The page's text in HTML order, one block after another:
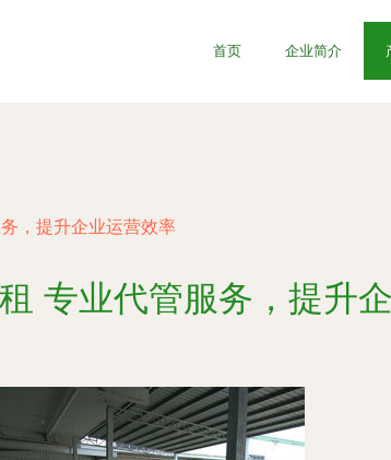
首页 企业简介
，提升企业运营效率
专业代管服务，提升